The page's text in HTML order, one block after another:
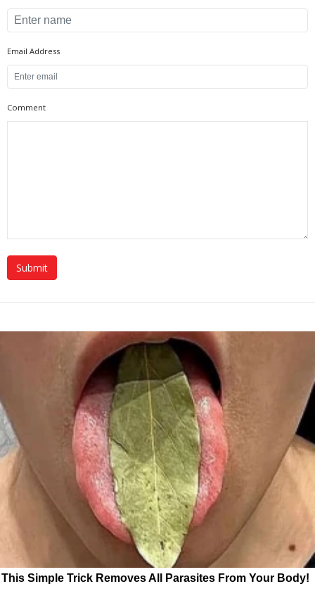
Email Address
Comment
This Simple Trick Removes All Parasites From Your Body!